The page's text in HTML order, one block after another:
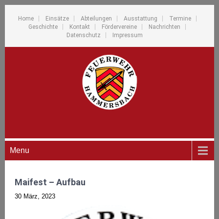
Home Einsätze Abteilungen Ausstattung
Termine
Geschichte
Kontakt Fördervereine
Nachrichten
Datenschutz
Impressum
Menu
Maifest – Aufbau
30 März, 2023